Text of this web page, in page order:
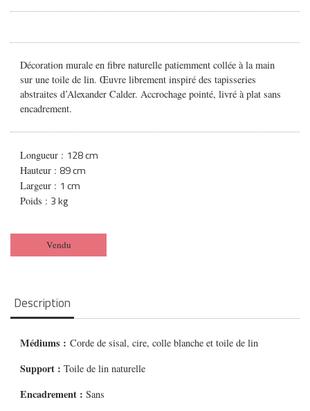
Décoration murale en fibre naturelle patiemment collée à la main
sur une toile de lin. Œuvre librement inspiré des tapisseries
abstraites d’Alexander Calder. Accrochage pointé, livré à plat sans
encadrement.
Longueur : 128 cm
Hauteur : 89 cm
Largeur : 1 cm
Poids : 3 kg
Vendu
Description
Médiums :Corde de sisal, cire, colle blanche et toile de lin
Support : Toile de lin naturelle
Encadrement : Sans